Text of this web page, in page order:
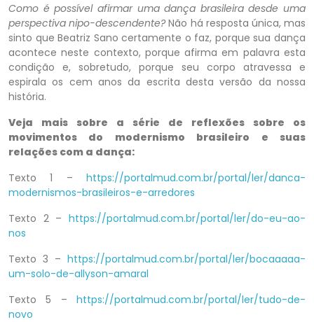
Como é possível afirmar uma dança brasileira desde uma
perspectiva nipo-descendente?Não há resposta única, mas
sinto que Beatriz Sano certamente o faz, porque sua dança
acontece neste contexto, porque afirma em palavra esta
condição e, sobretudo, porque seu corpo atravessa e
espirala os cem anos da escrita desta versão da nossa
história.
Veja mais sobre a série de reflexões sobre os
movimentos do modernismo brasileiro e suas
relações com a dança:
Texto 1 – https://portalmud.com.br/portal/ler/danca-
modernismos-brasileiros-e-arredores
Texto 2 – https://portalmud.com.br/portal/ler/do-eu-ao-
nos
Texto 3 – https://portalmud.com.br/portal/ler/bocaaaaa-
um-solo-de-allyson-amaral
Texto 5 – https://portalmud.com.br/portal/ler/tudo-de-
novo